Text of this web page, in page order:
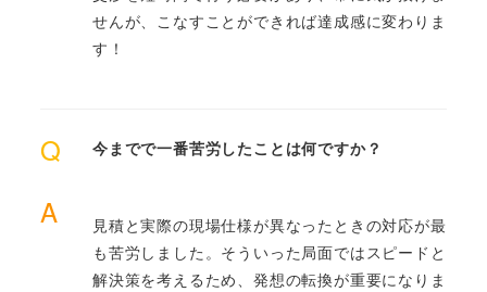
せんが、こなすことができれば達成感に変わりま
す！
Q 今までで一番苦労したことは何ですか？
A
見積と実際の現場仕様が異なったときの対応が最
も苦労しました。そういった局面ではスピードと
解決策を考えるため、発想の転換が重要になりま